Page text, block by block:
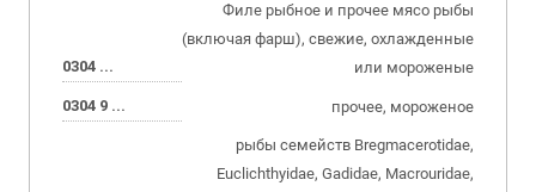
0304 ...
Филе рыбное и прочее мясо рыбы
(включая фарш), свежие, охлажденные
или мороженые
0304 9 ... прочее, мороженое
рыбы семейств Bregmacerotidae,
Euclichthyidae, Gadidae, Macrouridae,